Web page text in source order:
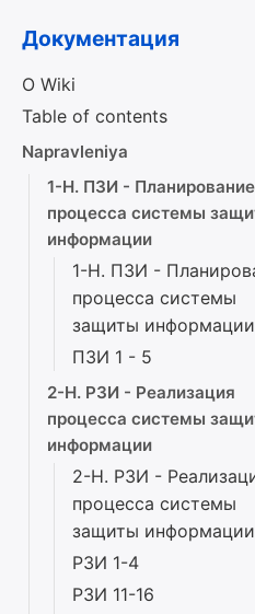
Документация
О Wiki
Table of contents
Napravleniya
1-Н. ПЗИ - Планирование
процесса системы
информации
1-Н. ПЗИ -
процесса системы
защиты информации
ПЗИ 1 - 5
2-Н. РЗИ - Реализация
процесса системы
информации
2-Н. РЗИ -
процесса системы
защиты информации
РЗИ 1-4
РЗИ 11-16